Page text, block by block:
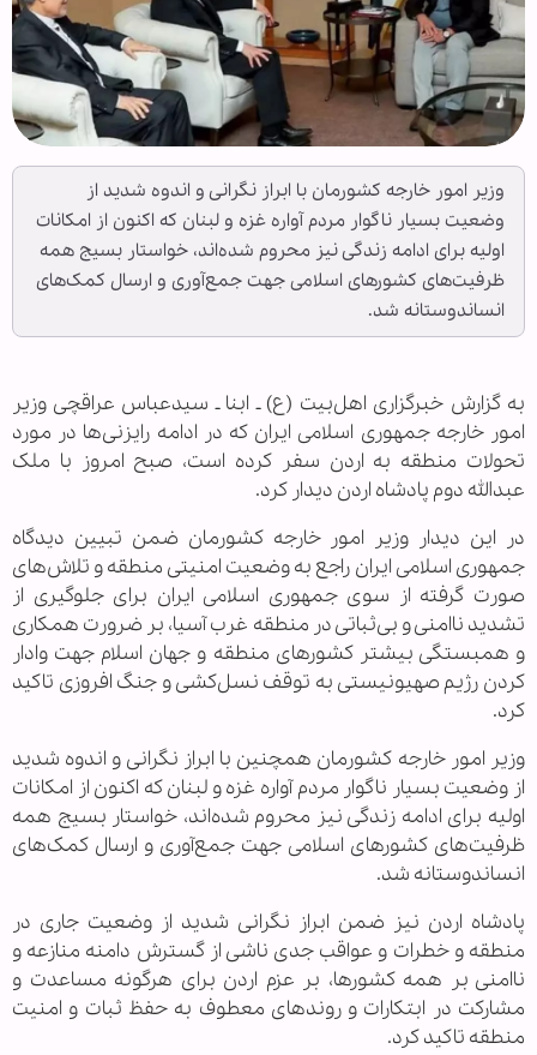
وزیر امور خارجه کشورمان با ابراز نگرانی و اندوه شدید از
وضعیت بسیار ناگوار مردم آواره غزه و لبنان که اکنون از امکانات
اولیه برای ادامه زندگی نیز محروم شده‌اند، خواستار بسیج همه
ظرفیت‌های کشورهای اسلامی جهت جمع‌آوری و ارسال کمک‌های
انساندوستانه شد.
به گزارش خبرگزاری اهل‌بیت (ع) ـ ابنا ـ سیدعباس عراقچی وزیر
امور خارجه جمهوری اسلامی ایران که در ادامه رایزنی‌ها در مورد
تحولات منطقه به اردن سفر کرده است، صبح امروز با ملک
عبدالله دوم پادشاه اردن دیدار کرد.
در این دیدار وزیر امور خارجه کشورمان ضمن تبیین دیدگاه
جمهوری اسلامی ایران راجع به وضعیت امنیتی منطقه و تلاش‌های
صورت گرفته از سوی جمهوری اسلامی ایران برای جلوگیری از
تشدید ناامنی و بی‌ثباتی در منطقه غرب آسیا، بر ضرورت همکاری
و همبستگی بیشتر کشورهای منطقه و جهان اسلام جهت وادار
کردن رژیم صهیونیستی به توقف نسل‌کشی و جنگ افروزی تاکید
کرد.
وزیر امور خارجه کشورمان همچنین با ابراز نگرانی و اندوه شدید
از وضعیت بسیار ناگوار مردم آواره غزه و لبنان که اکنون از امکانات
اولیه برای ادامه زندگی نیز محروم شده‌اند، خواستار بسیج همه
ظرفیت‌های کشورهای اسلامی جهت جمع‌آوری و ارسال کمک‌های
انساندوستانه شد.
پادشاه اردن نیز ضمن ابراز نگرانی شدید از وضعیت جاری در
منطقه و خطرات و عواقب جدی ناشی از گسترش دامنه منازعه و
ناامنی بر همه کشورها، بر عزم اردن برای هرگونه مساعدت و
مشارکت در ابتکارات و روندهای معطوف به حفظ ثبات و امنیت
منطقه تاکید کرد.